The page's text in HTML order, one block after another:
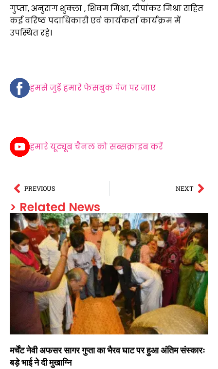
गुप्ता, अनुराग शुक्ला , शिवम मिश्रा, दीपांकर मिश्रा सहित
कई वरिष्ठ पदाधिकारी एवं कार्यकर्ता कार्यक्रम में
उपस्थित रहे।
हमसे जुड़ें हमारे फेसबुक पेज पर जाए
हमारे यूट्यूब चैनल को सब्सक्राइब करें
PREVIOUS NEXT
> Related News
मर्चेंट नेवी अफसर सागर गुप्ता का भैरव घाट पर हुआ अंतिम संस्कारः
बड़े भाई ने दी मुखाग्नि